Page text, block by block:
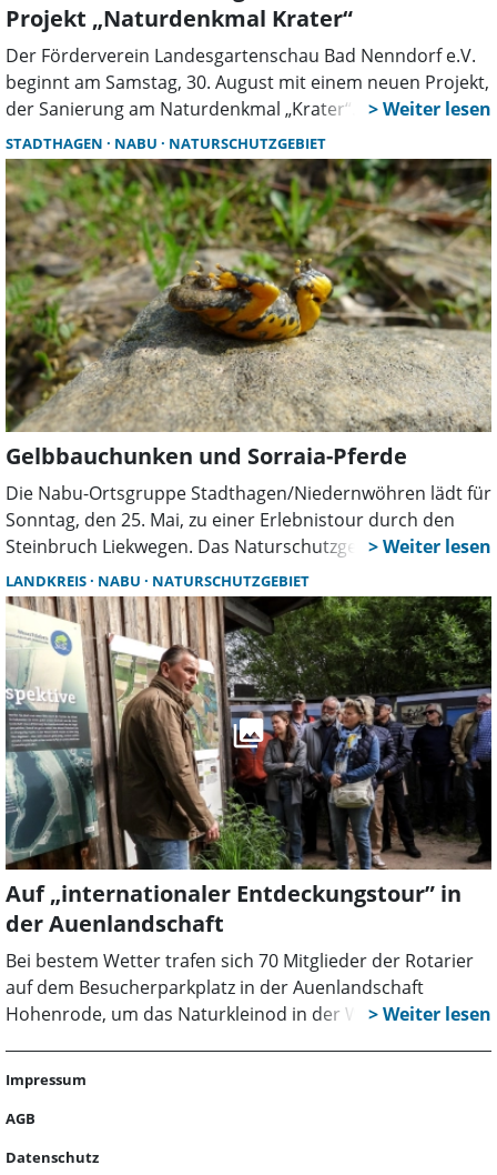
Projekt „Naturdenkmal Krater“
Der Förderverein Landesgartenschau Bad Nenndorf e.V.
beginnt am Samstag, 30. August mit einem neuen Projekt,
der Sanierung am Naturdenkmal „Krater“. Damit
verbunden ist die fachliche Sicherung von seltensten
Flechten und Moosen, sogenannten Kryptogamen. „In
einem ersten Schritt werden wir dazu behutsam die
seltenen Flechten am Kraterrand freilegen und vom Efeu
befreien“, erklärte Marion Kramer als Vorsitzende des
Vereins. „Alle Arbeiten geschehen unter der Koordination
des Fördervereins und der fachlichen Expertise von Olaf
von Drachenfels, dem ehemaligen Mitarbeiter der
unteren Naturschutzbehörde“, betont sie.
STADTHAGEN NABU NATURSCHUTZGEBIET
Gelbbauchunken und Sorraia-Pferde
Die Nabu-Ortsgruppe Stadthagen/Niedernwöhren lädt für
Sonntag, den 25. Mai, zu einer Erlebnistour durch den
Steinbruch Liekwegen. Das Naturschutzgebiet ist heute
Heimat für viele seltene Tier- und Pflanzenarten.
LANDKREIS NABU NATURSCHUTZGEBIET
Auf „internationaler Entdeckungstour” in
der Auenlandschaft
Bei bestem Wetter trafen sich 70 Mitglieder der Rotarier
auf dem Besucherparkplatz in der Auenlandschaft
Hohenrode, um das Naturkleinod in der Weserschleife zu
das Schutzgebiet geführt wurde: Aufgrund eines
Besuches der Rotarier aus der französischen
Partnerstadt Sablé waren die rotarischen Freunde aus
Impressum
AGB
Datenschutz